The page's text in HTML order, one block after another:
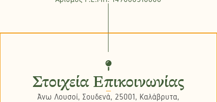
Στοιχεία Επικοινωνίας
Άνω Λουσοί, Σουδενά, 25001, Καλάβρυτα,